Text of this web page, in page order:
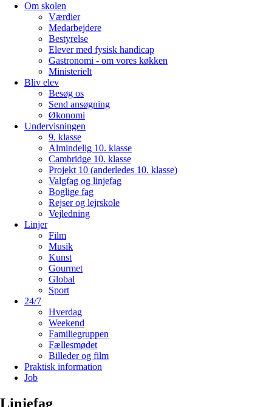
Om skolen
Værdier
Medarbejdere
Bestyrelse
Elever med fysisk handicap
Gastronomi - om vores køkken
Ministerielt
Bliv elev
Besøg os
Send ansøgning
Økonomi
Undervisningen
9. klasse
Almindelig 10. klasse
Cambridge 10. klasse
Projekt 10 (anderledes 10. klasse)
Valgfag og linjefag
Boglige fag
Rejser og lejrskole
Vejledning
Linjer
Film
Musik
Kunst
Gourmet
Global
Sport
24/7
Hverdag
Weekend
Familiegruppen
Fællesmødet
Billeder og film
Praktisk information
Job
Linjefag